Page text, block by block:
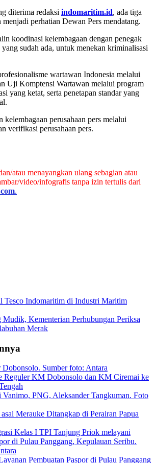
diterima redaksi indomaritim.id, ada tiga
perhatian Dewan Pers mendatang.
koodinasi kelembagaan dengan penegak
sudah ada, untuk menekan kriminalisasi
wartawan Indonesia melalui
Uji Komptensi Wartawan melalui program
yang ketat, serta penetapan standar yang
kelembagaan perusahaan pers melalui
verifikasi perusahaan pers.
atau menayangkan ulang sebagian atau
video/infografis tanpa izin tertulis dari
.
Tesco Indomaritim di Industri Maritim
Mudik, Kementerian Perhubungan Periksa
Merak
Reguler KM Dobonsolo dan KM Ciremai ke
Merauke Ditangkap di Perairan Papua
Pembuatan Paspor di Pulau Panggang